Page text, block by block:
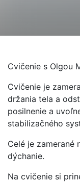
Cvičenie s Olgou
Cvičenie je
držania tela a
posilnenie a
stabilizačného
Celé je zamerané
dýchanie.
Na cvičenie si